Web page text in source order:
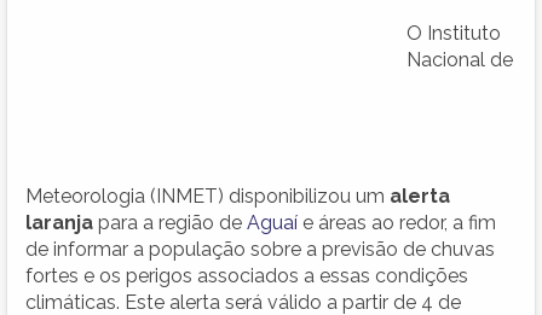
O Instituto
Nacional de
Meteorologia (INMET) disponibilizou um alerta
laranja para a região de Aguaí e áreas ao redor, a fim
de informar a população sobre a previsão de chuvas
fortes e os perigos associados a essas condições
climáticas. Este alerta será válido a partir de 4 de